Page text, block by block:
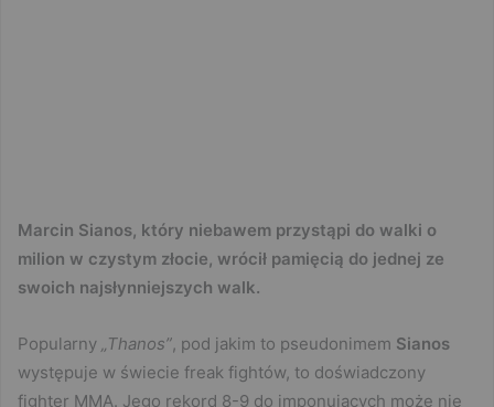
Marcin Sianos, który niebawem przystąpi do walki o
milion w czystym złocie, wrócił pamięcią do jednej ze
swoich najsłynniejszych walk.
Popularny „Thanos”, pod jakim to pseudonimem Sianos
występuje w świecie freak fightów, to doświadczony
fighter MMA. Jego rekord 8-9 do imponujących może nie